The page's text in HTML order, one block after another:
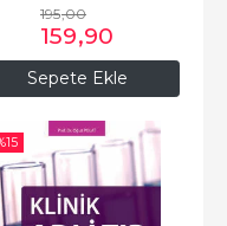
Sepete Ekle
195,00
159,90
15